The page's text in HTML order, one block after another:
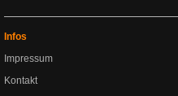
Infos
Impressum
Kontakt